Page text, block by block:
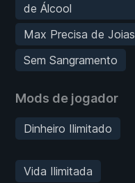
de Álcool
Max Precisa de Joias
Sem Sangramento
Mods de jogador
Dinheiro Ilimitado
Vida Ilimitada